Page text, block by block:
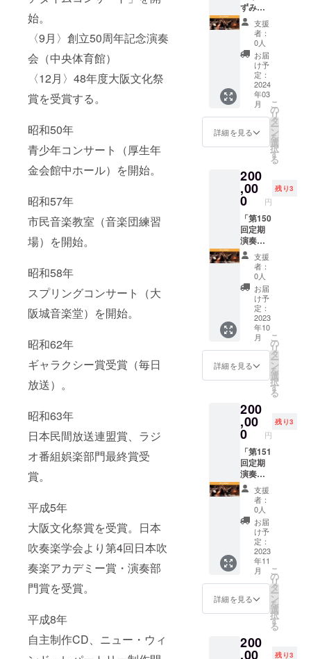
始。
〈9月〉創立50周年記念演奏
会（中央体育館）
〈12月〉48年度大阪文化祭
賞を受賞する。
昭和50年
青少年コンサート（厚生年
金会館中ホール）を開始。
昭和57年
市民音楽教室（音楽団練習
場）を開始。
昭和58年
スプリングコンサート（大
阪城音楽堂）を開始。
昭和62年
ギャラクシー賞受賞（毎日
放送）。
昭和63年
日本民間放送連盟賞、ラジ
オ番組娯楽部門最終賞受
賞。
平成5年
大阪文化祭賞を受賞。日本
吹奏楽学会より第4回日本吹
奏楽アカデミー賞・演奏部
門賞を受賞。
平成8年
自主制作CD、ニュー・ウィ
等のド
レス
コード
がござ
いま
す。 ※
記録映
像など
にお顔
が映り
ますの
でご了
承くだ
奏会
バーン
ズ・チ
クルス
Vol.3 日
時：
2023年
10月2日
(月)
19:00開
演 会
場：
ザ・シ
ホール
指揮：
ポー
ル・ポ
ピエル
※スーツ
等のド
レス
コード
がござ
いま
す。 ※
記録映
像など
にお顔
が映り
ますの
でご了
承くだ
ずみ
ホール
特別演
奏会」
舞台上
特別鑑
賞券
【以下
の公演
で、ス
テージ
上に設
ける特
演奏会
をご鑑
賞いた
だけま
す。】
住友生
命いず
みホー
ル特別
演奏会
MARC
H!MAR
CH!MA
RCH!
日時：
2024年
3月8日
(金)
19:00開
友生命
いずみ
ホール
指揮：
西村友
※スーツ
等のド
レス
コード
がござ
いま
す。 ※
記録映
像など
にお顔
が映り
ますの
でご了
承くだ
支援
者：
0人
お届
け予
定：
2024
年03
月
詳細を見る
こ
の
リ
タ
ー
ン
を
選
択
す
る
200
,00
0 円
残り3
「第150
回定期
演奏
会」 舞
台上特
別鑑賞
券 【以
下の公
演で、
ステー
ジ上に
設ける
特別
シート
にて演
いただ
けま
す。】
第150回
定期演
奏会 日
時：
2023年
10月8日
(日)
14:00開
演 会
場：
ザ・シ
ンフォ
ニー
ホール
指揮：
ポー
※スーツ
等のド
支援
者：
0人
お届
け予
定：
2023
年10
月
詳細を見る
こ
の
リ
タ
ー
ン
を
選
択
す
る
200
,00
0 円
残り3
「第151
回定期
演奏
会」 舞
台上特
別鑑賞
券 【以
下の公
演で、
ステー
ジ上に
設ける
特別
シート
にて演
いただ
けま
支援
者：
0人
お届
け予
定：
2023
年11
月
詳細を見る
こ
の
リ
タ
ー
ン
を
選
択
す
る
200
,00 残り3